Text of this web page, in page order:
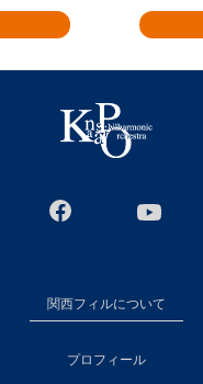
関西フィルについて
プロフィール